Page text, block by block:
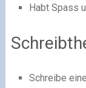
Habt Spass
Schreibe